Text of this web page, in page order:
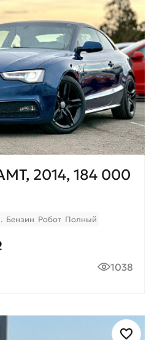
2014, 184 000
Бензин Робот Полный
1038